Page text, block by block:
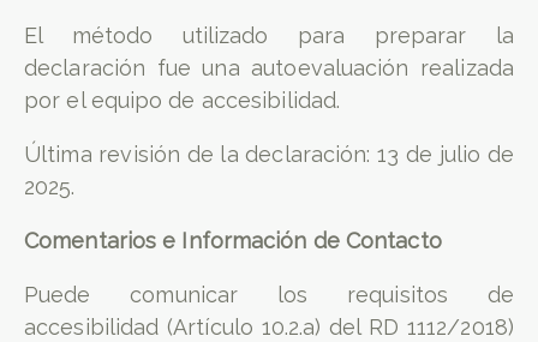
El método utilizado para preparar la
declaración fue una autoevaluación realizada
por el equipo de accesibilidad.
Última revisión de la declaración: 13 de julio de
2025.
Comentarios e Información de Contacto
Puede comunicar los requisitos de
accesibilidad (Artículo 10.2.a) del RD 1112/2018)